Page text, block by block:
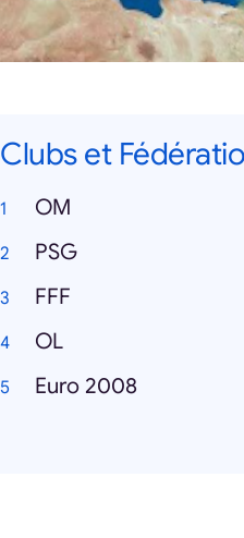
Clubs et
OM
PSG
FFF
OL
Euro 2008